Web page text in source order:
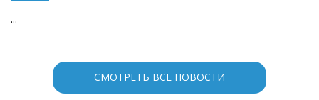
...
СМОТРЕТЬ ВСЕ НОВОСТИ